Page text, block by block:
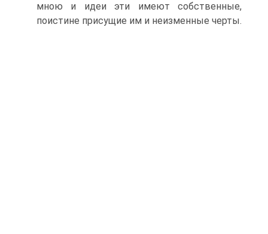
мною и идеи эти имеют собственные,
поистине присущие им и неизменные черты.